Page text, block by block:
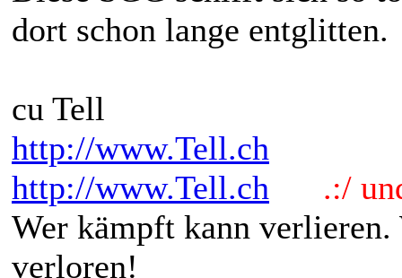
dort schon lange entglitten.
cu Tell
http://www.Tell.ch
http://www.Tell.ch
.:/
Wer kämpft kann
verloren!